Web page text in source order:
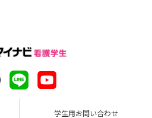
学生用お問い合わせ